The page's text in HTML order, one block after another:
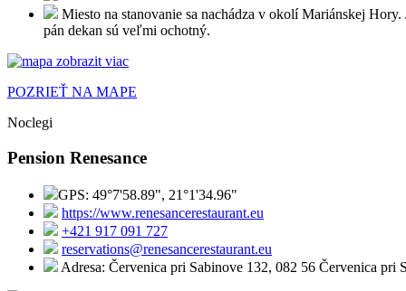
Miesto na stanovanie sa nachádza v okolí Mariánskej
pán dekan sú veľmi ochotný.
POZRIEŤ NA MAPE
Noclegi
Pension Renesance
GPS: 49°7'58.89", 21°1'34.96"
https://www.renesancerestaurant.eu
+421 917 091 727
reservations@renesancerestaurant.eu
Adresa: Červenica pri Sabinove 132, 082 56 Červenica pri